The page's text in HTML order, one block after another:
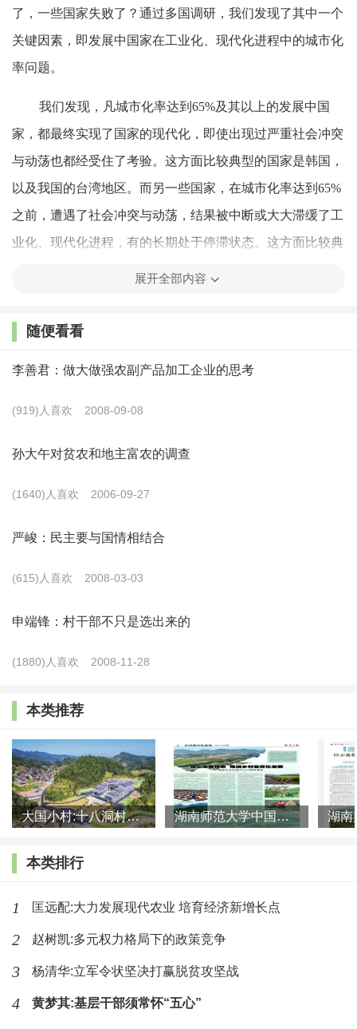
了，一些国家失败了？通过多国调研，我们发现了其中一个
关键因素，即发展中国家在工业化、现代化进程中的城市化
率问题。
我们发现，凡城市化率达到65%及其以上的发展中国
家，都最终实现了国家的现代化，即使出现过严重社会冲突
与动荡也都经受住了考验。这方面比较典型的国家是韩国，
以及我国的台湾地区。而另一些国家，在城市化率达到65%
之前，遭遇了社会冲突与动荡，结果被中断或大大滞缓了工
业化、现代化进程，有的长期处于停滞状态。这方面比较典
与失败、倒退的一项重要相关因素，甚至成为一种显著的外
在标志？
我们认为，高城市化率反映和体现了工业化、现代化进
整合和社会保守意识的形成。我们将这三者称为现代化转型
位的改变。在这一过程中，社会流动逐步沉淀、固化为新的
新的社会结构。新的社会结构一旦形成，政治参与乃至政治
权力对于社会各群体的社会身份、地位改变的作用便大大降
享权力的动力就会有所下降，基本社会秩序、政治体制就有
可能得到保障。
第二，新精英阶层形成与整合。发展中国家工业化历史
经验表明，在工业化进程及相应政治发展中，社会精英阶层
出现，不同精英集团之间建立新联系、形成新关系，并最终
集团之间就基本社会制度、政治秩序以及某些政治、社会理
念达成一致；在共识与默契基础上，不同精英集团对各自所
代表的群体、群众有所约束与引导，从而使权力开放和竞争
体制下的社会秩序能够维持基本稳定以及保持政治参与的有
展开全部内容
随便看看
李善君：做大做强农副产品加工企业的思考
(919)人喜欢 2008-09-08
孙大午对贫农和地主富农的调查
(1640)人喜欢 2006-09-27
严峻：民主要与国情相结合
(615)人喜欢 2008-03-03
申端锋：村干部不只是选出来的
(1880)人喜欢 2008-11-28
本类推荐
大国小村:十八洞村的现代变迁是一道美丽的风景线 湖南师范大学中国乡村振兴研究院课题组:突出地域特色 推进乡村
本类排行
1 匡远配:大力发展现代农业 培育经济新增长点
2 赵树凯:多元权力格局下的政策竞争
3 杨清华:立军令状坚决打赢脱贫攻坚战
4 黄梦其:基层干部须常怀“五心”